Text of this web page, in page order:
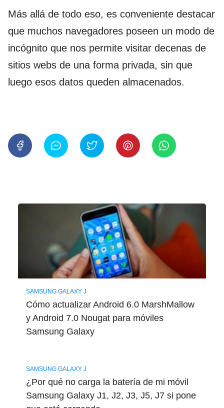
Más allá de todo eso, es conveniente destacar
que muchos navegadores poseen un modo de
incógnito que nos permite visitar decenas de
sitios webs de una forma privada, sin que
luego esos datos queden almacenados.
SAMSUNG GALAXY J
Cómo actualizar Android 6.0 MarshMallow
y Android 7.0 Nougat para móviles
Samsung Galaxy
SAMSUNG GALAXY J
¿Por qué no carga la batería de mi móvil
Samsung Galaxy J1, J2, J3, J5, J7 si pone